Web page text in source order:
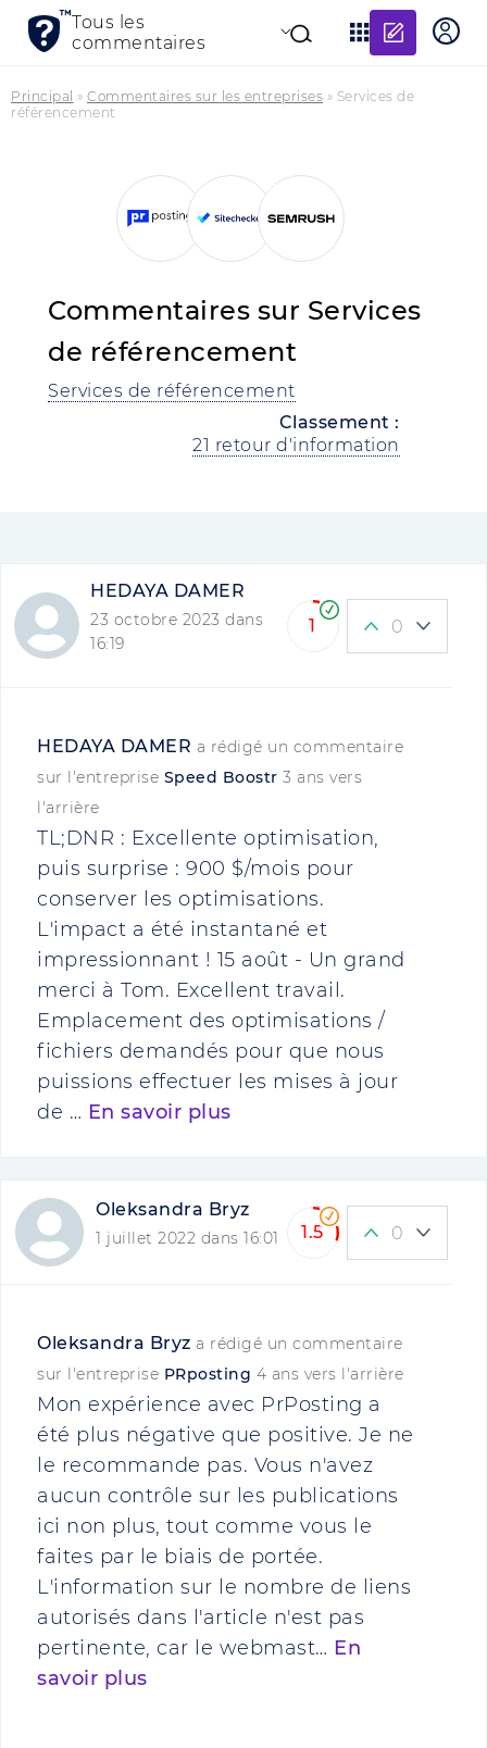
Tous les
commentaires
Principal » Commentaires sur les entreprises » Services de
référencement
Commentaires sur Services
de référencement
Services de référencement
Classement :
21 retour d'information
HEDAYA DAMER
23 octobre 2023 dans
16:19
1 0
HEDAYA DAMER a rédigé un commentaire
sur l'entreprise Speed ​​Boostr 3 ans vers
l'arrière
TL;DNR : Excellente optimisation,
puis surprise : 900 $/mois pour
conserver les optimisations.
L'impact a été instantané et
impressionnant ! 15 août - Un grand
merci à Tom. Excellent travail.
Emplacement des optimisations /
fichiers demandés pour que nous
puissions effectuer les mises à jour
de … En savoir plus
Oleksandra Bryz
1 juillet 2022 dans 16:01 1.5 0
Oleksandra Bryz a rédigé un commentaire
sur l'entreprise PRposting 4 ans vers l'arrière
Mon expérience avec PrPosting a
été plus négative que positive. Je ne
le recommande pas. Vous n'avez
aucun contrôle sur les publications
ici non plus, tout comme vous le
faites par le biais de portée.
L'information sur le nombre de liens
autorisés dans l'article n'est pas
pertinente, car le webmast… En
savoir plus